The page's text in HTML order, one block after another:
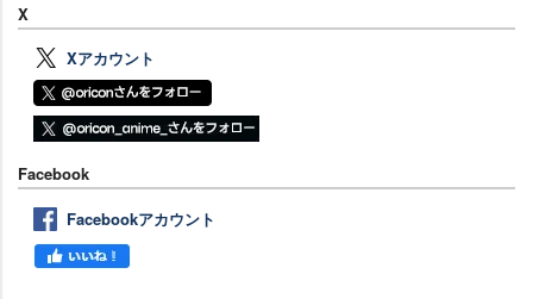
X
Xアカウント
Facebook
Facebookアカウント